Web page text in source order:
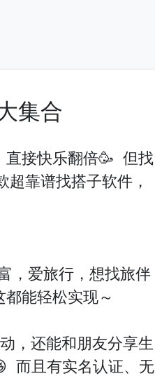
集合
直接快乐翻倍🥳 但找
靠谱找搭子软件，
，爱旅行，想找旅伴
能轻松实现～
，还能和朋友分享生
而且有实名认证、无